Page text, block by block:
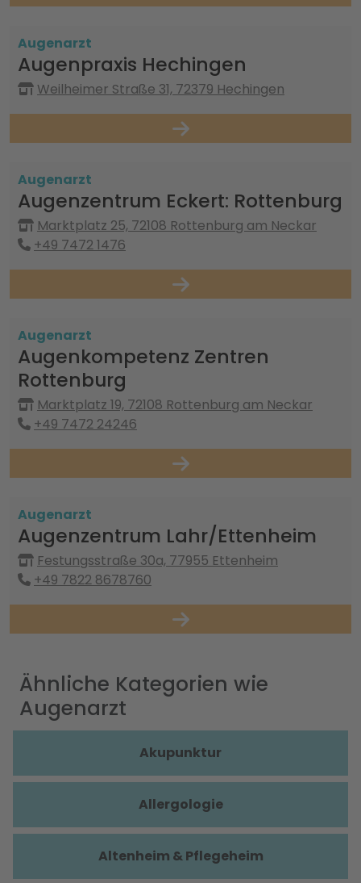
Augenarzt
Augenpraxis Hechingen
Weilheimer Straße 31, 72379 Hechingen
Augenarzt
Augenzentrum Eckert: Rottenburg
Marktplatz 25, 72108 Rottenburg am Neckar
+49 7472 1476
Augenarzt
Augenkompetenz Zentren
Rottenburg
Marktplatz 19, 72108 Rottenburg am Neckar
+49 7472 24246
Augenarzt
Augenzentrum Lahr/Ettenheim
Festungsstraße 30a, 77955 Ettenheim
+49 7822 8678760
Ähnliche Kategorien wie
Augenarzt
Akupunktur
Allergologie
Altenheim & Pflegeheim